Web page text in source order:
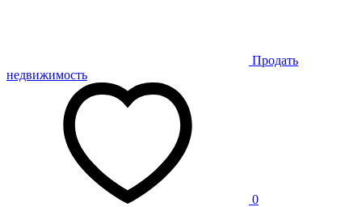
Продать
недвижимость
0